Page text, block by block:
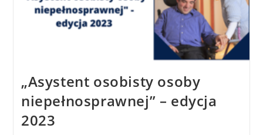
„Asystent osobisty osoby
niepełnosprawnej” – edycja
2023